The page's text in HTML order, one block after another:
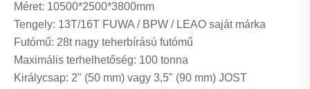
Méret: 10500*2500*3800mm
Tengely: 13T/16T FUWA / BPW / LEAO saját márka
Futómű: 28t nagy teherbírású futómű
Maximális terhelhetőség: 100 tonna
Királycsap: 2" (50 mm) vagy 3,5" (90 mm) JOST